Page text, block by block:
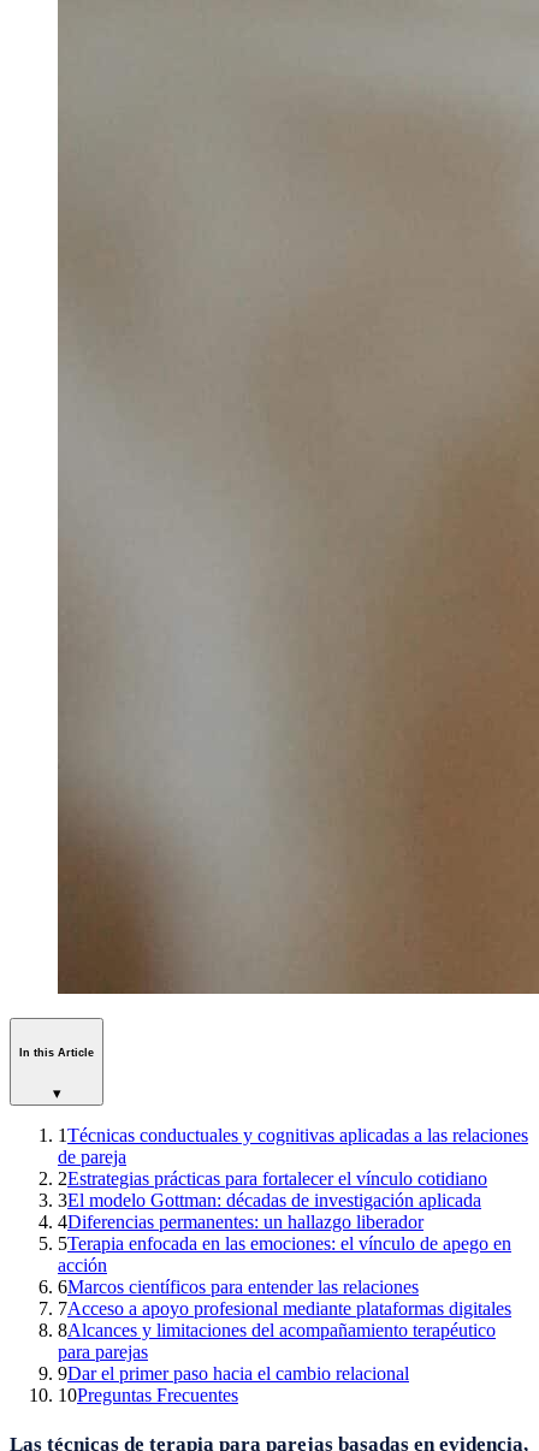
In this Article
▾
1Técnicas conductuales y cognitivas aplicadas a las relaciones
de pareja
2Estrategias prácticas para fortalecer el vínculo cotidiano
3El modelo Gottman: décadas de investigación aplicada
4Diferencias permanentes: un hallazgo liberador
5Terapia enfocada en las emociones: el vínculo de apego en
acción
6Marcos científicos para entender las relaciones
7Acceso a apoyo profesional mediante plataformas digitales
8Alcances y limitaciones del acompañamiento terapéutico
para parejas
9Dar el primer paso hacia el cambio relacional
10Preguntas Frecuentes
Las técnicas de terapia para parejas basadas en evidencia,